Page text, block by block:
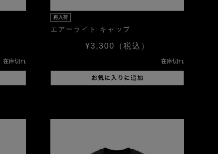
在庫切れ
再入荷
エアーライト キャップ
¥3,300 （税込）
在庫切れ